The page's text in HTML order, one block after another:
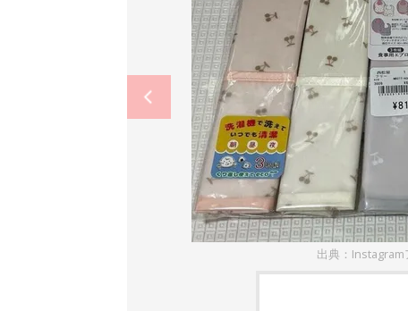
出典：Instagram